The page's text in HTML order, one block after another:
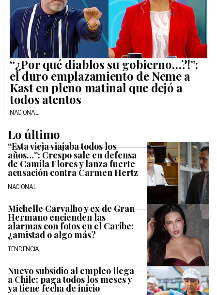
“¿Por qué diablos su gobierno…?!”:
el duro emplazamiento de Neme a
Kast en pleno matinal que dejó a
todos atentos
NACIONAL
Lo último
“Esta vieja viajaba todos los
años…”: Crespo sale en defensa
de Camila Flores y lanza fuerte
acusación contra Carmen Hertz
NACIONAL
Michelle Carvalho y ex de Gran
Hermano encienden las
alarmas con fotos en el Caribe:
¿amistad o algo más?
TENDENCIA
Nuevo subsidio al empleo llega
a Chile: paga todos los meses y
ya tiene fecha de inicio